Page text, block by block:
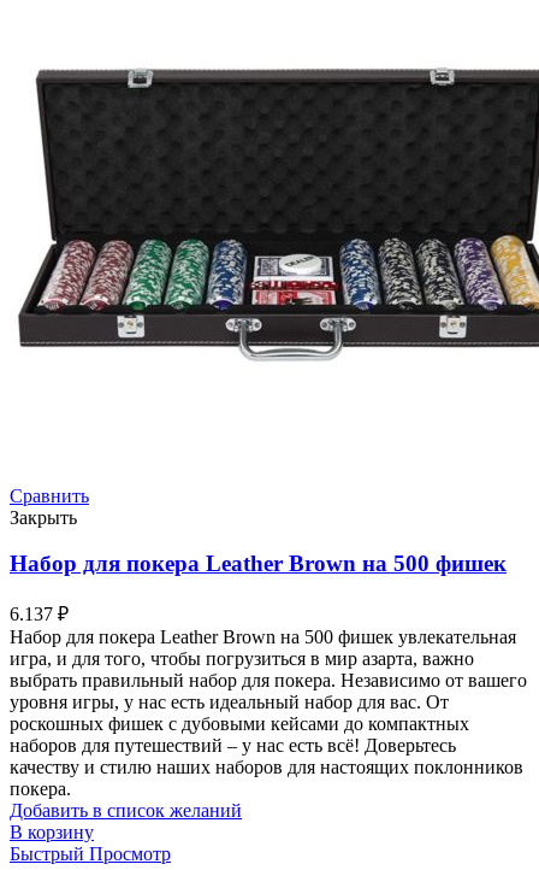
Сравнить
Закрыть
Набор для покера Leather Brown на 500 фишек
6.137 ₽
Набор для покера Leather Brown на 500 фишек увлекательная
игра, и для того, чтобы погрузиться в мир азарта, важно
выбрать правильный набор для покера. Независимо от вашего
уровня игры, у нас есть идеальный набор для вас. От
роскошных фишек с дубовыми кейсами до компактных
наборов для путешествий – у нас есть всё! Доверьтесь
качеству и стилю наших наборов для настоящих поклонников
покера.
Добавить в список желаний
В корзину
Быстрый Просмотр